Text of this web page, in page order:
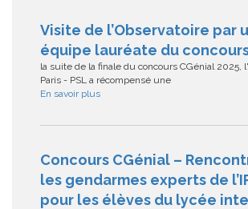
Visite de l’Observatoire par
équipe lauréate du
la suite de la finale du concours CGénial 2025,
Paris - PSL a récompensé une
En savoir plus
Concours CGénial –
les gendarmes experts de
pour les élèves du lycée